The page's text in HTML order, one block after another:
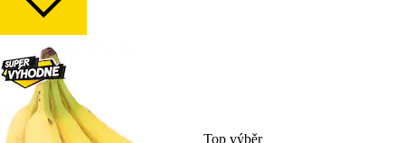
Top výběr